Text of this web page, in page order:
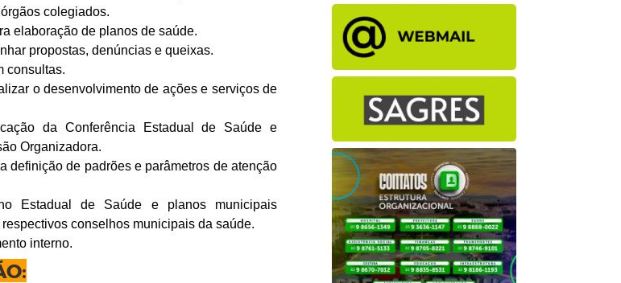
colegiados.
elaboração de planos de saúde.
propostas, denúncias e queixas.
consultas.
o desenvolvimento de ações e serviços de
da Conferência Estadual de Saúde e
Organizadora.
definição de padrões e parâmetros de atenção
de Saúde e planos municipais
conselhos municipais da saúde.
interno.